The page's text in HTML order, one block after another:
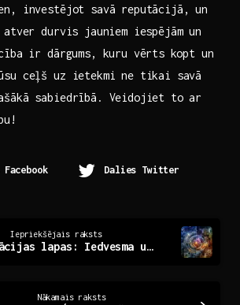
investējot savā reputācijā, un
durvis jauniem iespējām un
ir dārgums, kuru vērts⁤ kopt un
ceļš uz ietekmi ne tikai savā
sabiedrībā. Veidojiet to ar
Dalies Twitter
Iepriekšējais raksts
Prezentācijas lapas: Iedvesma un efektivitāte jūsu idejām
Nākamais raksts